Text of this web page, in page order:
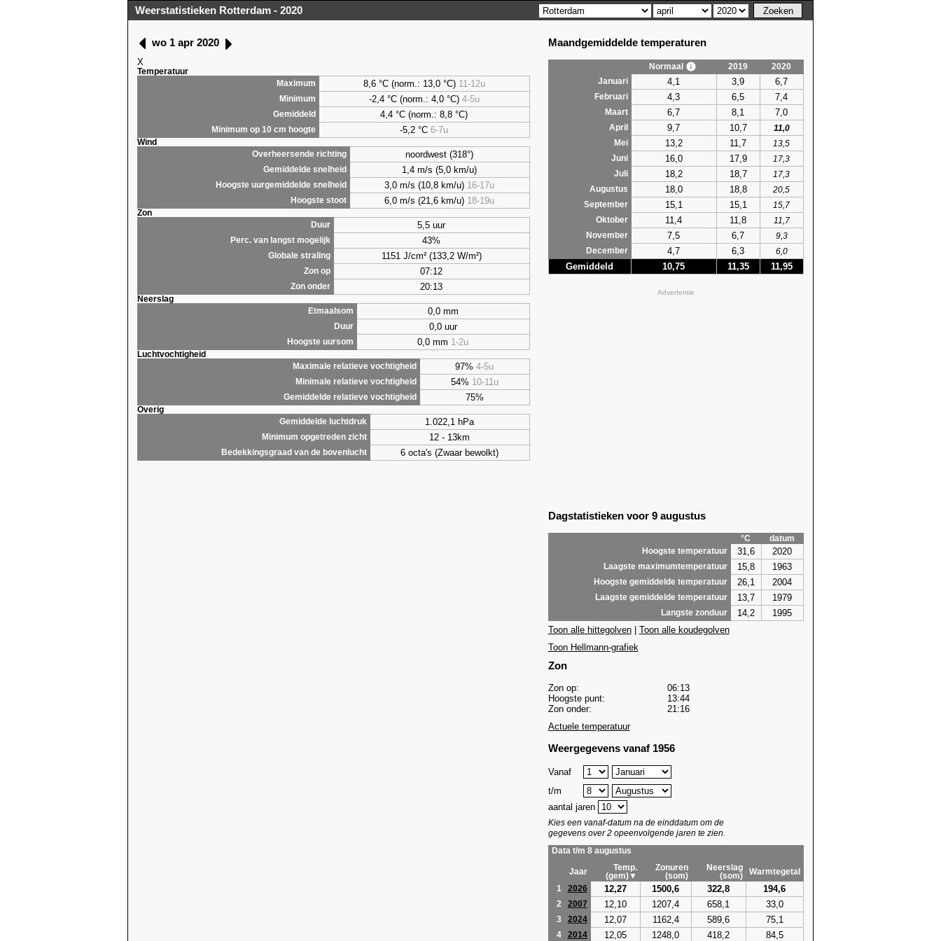
Weerstatistieken Rotterdam - 2020
wo 1 apr 2020
X
Temperatuur
Maximum
8,6°C (norm.: 13,0 °C) 11-12u
Minimum -2,4 °C (norm.: 4,0 °C) 4-5u
Gemiddeld 4,4 °C (norm.: 8,8 °C)
Minimum op 10 cm hoogte -5,2 °C6-7u
Wind
Overheersende richting
noordwest (318°)
Gemiddelde snelheid 1,4 m/s (5,0 km/u)
Hoogste uurgemiddelde snelheid 3,0 m/s (10,8 km/u) 16-17u
Hoogste stoot 6,0 m/s (21,6 km/u) 18-19u
Zon
Duur
5,5 uur
Perc. van langst mogelijk 43%
Globale straling 1151 J/cm² (133,2 W/m²)
Zon op 07:12
Zon onder 20:13
Neerslag
Etmaalsom
0,0 mm
Duur 0,0 uur
Hoogste uursom 0,0 mm 1-2u
Luchtvochtigheid
Maximale relatieve vochtigheid
97%4-5u
Minimale relatieve vochtigheid 54% 10-11u
Gemiddelde relatieve vochtigheid 75%
Overig
Gemiddelde luchtdruk
1.022,1 hPa
Minimum opgetreden zicht 12 - 13km
Bedekkingsgraad van de bovenlucht 6 octa's (Zwaar bewolkt)
Maandgemiddelde temperaturen
Normaal 2019
2020
Januari
4,1 3,9 6,7
Februari 4,3 6,5 7,4
Maart 6,7 8,1 7,0
April 9,7 10,7
11,0
Mei
13,2 11,7
13,5
Juni
16,0 17,9
17,3
Juli
18,2 18,7
17,3
Augustus
18,0 18,8
20,5
September
15,1 15,1
15,7
Oktober
11,4 11,8
11,7
November
7,5 6,7
9,3
December
4,7 6,3 6,0
Gemiddeld 10,75 11,35 11,95
Advertentie
Dagstatistieken voor 9 augustus
°C
datum
Hoogste temperatuur
31,6 2020
Laagste maximumtemperatuur 15,8 1963
Hoogste gemiddelde temperatuur 26,1 2004
Laagste gemiddelde temperatuur 13,7 1979
Langste zonduur 14,2
1995
Toon alle hittegolven| Toon alle koudegolven
Toon Hellmann-grafiek
Zon
Zon op:
06:13
Hoogste punt:
13:44
Zon onder:
21:16
Actuele temperatuur
Weergegevens vanaf 1956
Vanaf
t/m
aantal jaren
Kies een vanaf-datum na de einddatum om de
gegevens over 2 opeenvolgende jaren te zien.
Data t/m 8 augustus
Jaar
Temp.
(gem)▼
Zonuren
(som)
Neerslag
(som)
Warmtegetal
1
2026 12,27 1500,6 322,8 194,6
2 2007 12,10 1207,4 658,1 33,0
3 2024 12,07 1162,4 589,6 75,1
4 2014 12,05 1248,0 418,2 84,5